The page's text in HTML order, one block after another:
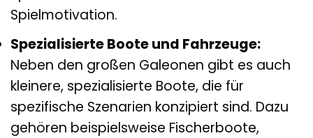
Spielmotivation.
Spezialisierte Boote und Fahrzeuge:
Neben den großen Galeonen gibt es auch
kleinere, spezialisierte Boote, die für
spezifische Szenarien konzipiert sind. Dazu
gehören beispielsweise Fischerboote,